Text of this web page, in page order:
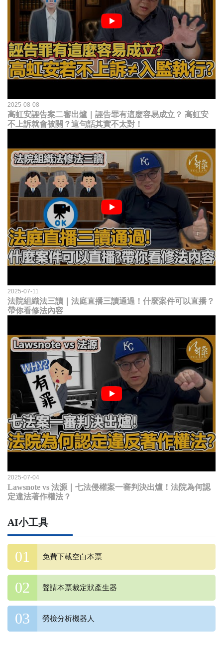
2025-08-08
高虹安誣告案二審出爐｜誣告罪有這麼容易成立？ 高虹安
不上訴就會被關？這句話其實不太對！
2025-07-11
法院組織法三讀｜法庭直播三讀通過！什麼案件可以直播？
帶你看修法內容
2025-07-04
Lawsnote vs 法源｜七法侵權案一審判決出爐！法院為何認
定違法著作權法？
AI小工具
免費下載空白本票
聲請本票裁定狀產生器
勞檢分析機器人